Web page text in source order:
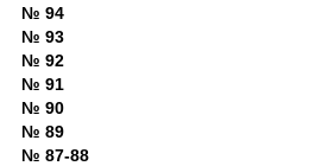
№ 94
№ 93
№ 92
№ 91
№ 90
№ 89
№ 87-88